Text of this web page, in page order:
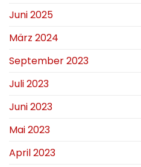
Juni 2025
März 2024
September 2023
Juli 2023
Juni 2023
Mai 2023
April 2023